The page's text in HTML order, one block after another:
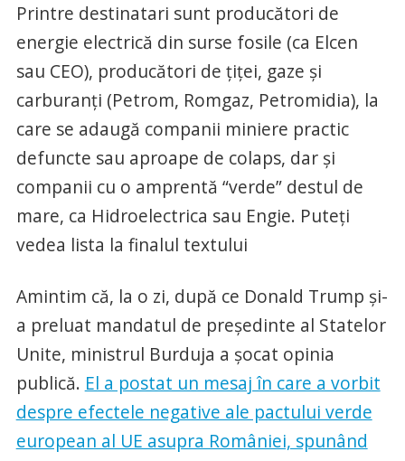
Printre destinatari sunt producători de
energie electrică din surse fosile (ca Elcen
sau CEO), producători de țiței, gaze și
carburanți (Petrom, Romgaz, Petromidia), la
care se adaugă companii miniere practic
defuncte sau aproape de colaps, dar și
companii cu o amprentă “verde” destul de
mare, ca Hidroelectrica sau Engie. Puteți
vedea lista la finalul textului
Amintim că, la o zi, după ce Donald Trump și-
a preluat mandatul de președinte al Statelor
Unite, ministrul Burduja a șocat opinia
publică. El a postat un mesaj în care a vorbit
despre efectele negative ale pactului verde
european al UE asupra României, spunând